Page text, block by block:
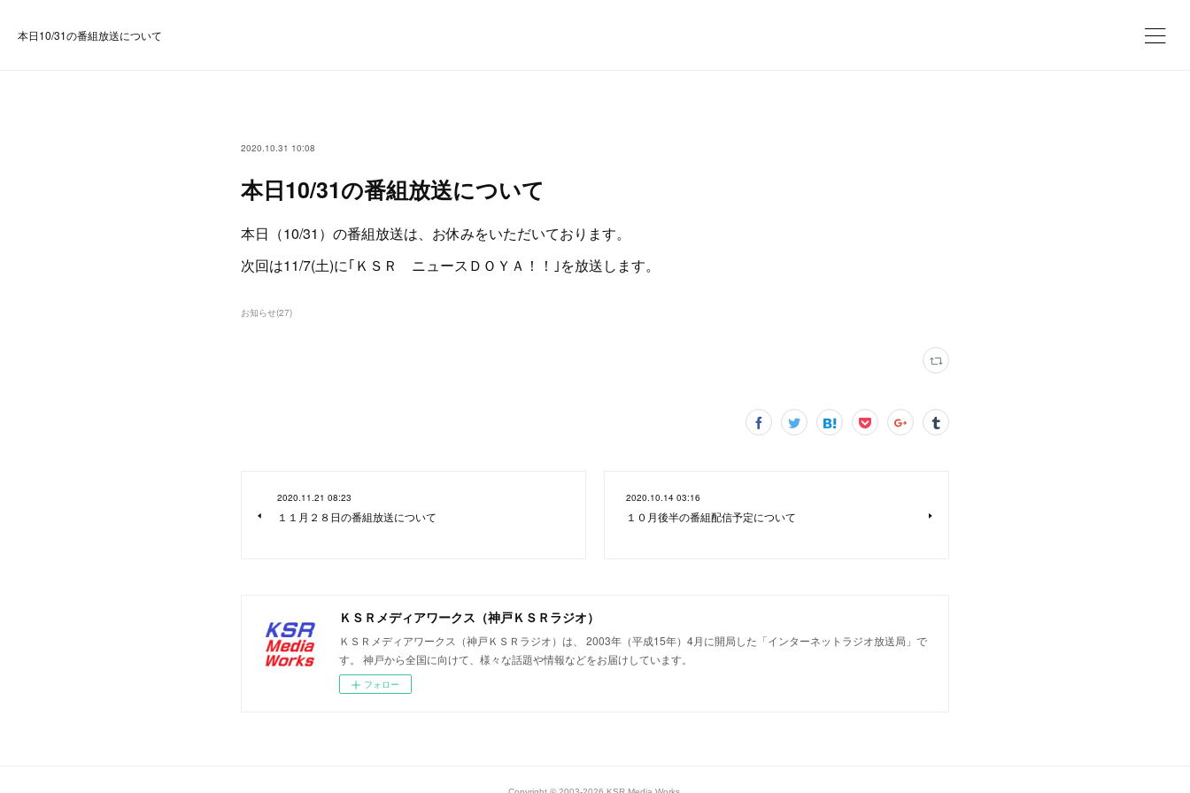
本日10/31の番組放送について
2020.10.31 10:08
本日10/31の番組放送について
本日（10/31）の番組放送は、お休みをいただいております。
次回は11/7(土)に｢ＫＳＲ ニュースＤＯＹＡ！！｣を放送します。
お知らせ(27)
2020.11.21 08:23
１１月２８日の番組放送について
2020.10.14 03:16
１０月後半の番組配信予定について
ＫＳＲメディアワークス（神戸ＫＳＲラジオ）
ＫＳＲメディアワークス（神戸ＫＳＲラジオ）は、 2003年（平成15年）4月に開局した「インターネットラジオ放送局」で
す。 神戸から全国に向けて、様々な話題や情報などをお届けしています。
フォロー